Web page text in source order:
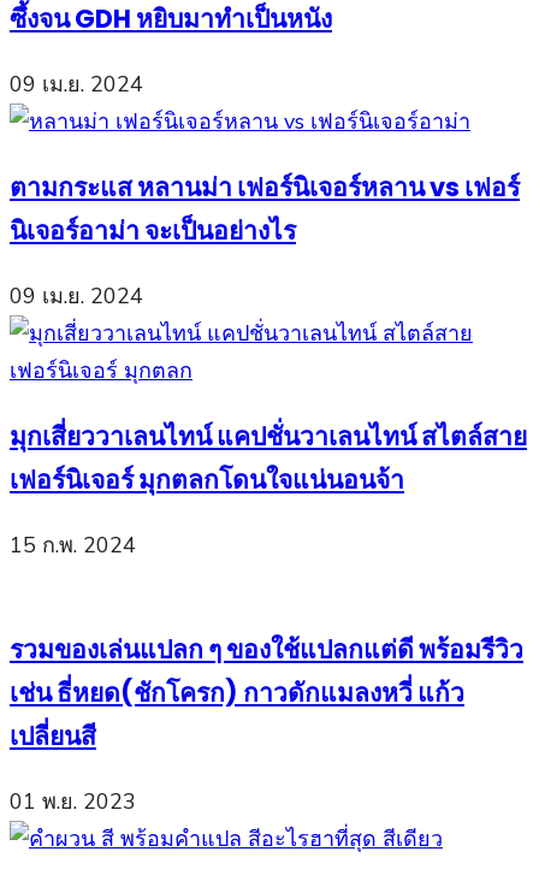
ซึ้งจน GDH หยิบมาทำเป็นหนัง
09 เม.ย. 2024
ตามกระแส หลานม่า เฟอร์นิเจอร์หลาน vs เฟอร์
นิเจอร์อาม่า จะเป็นอย่างไร
09 เม.ย. 2024
มุกเสี่ยววาเลนไทน์ แคปชั่นวาเลนไทน์ สไตล์สาย
เฟอร์นิเจอร์ มุกตลกโดนใจแน่นอนจ้า
15 ก.พ. 2024
รวมของเล่นแปลก ๆ ของใช้แปลกแต่ดี พร้อมรีวิว
เช่น ธี่หยด(ชักโครก) กาวดักแมลงหวี่ แก้ว
เปลี่ยนสี
01 พ.ย. 2023